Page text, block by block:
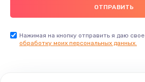
Нажимая на кнопку отправить я даю свое
обработку моих персональных данных.